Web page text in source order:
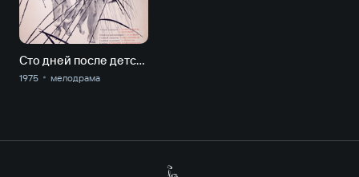
Сто дней после детства
1975 мелодрама